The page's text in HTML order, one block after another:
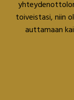
toiveistasi, niin
auttamaan